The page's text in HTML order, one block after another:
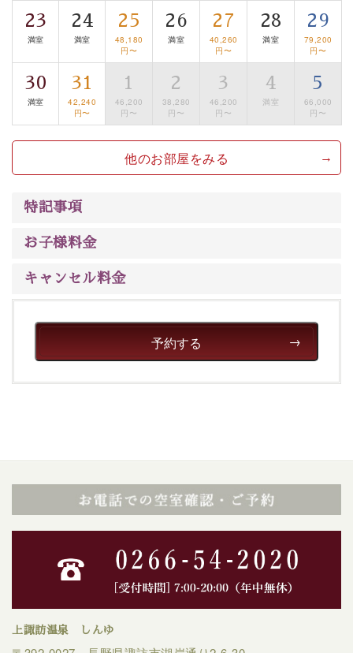
以上が基本プランの内容です。
神秘なる諏訪湖に心癒される時間をお過ごしいただけま
したら幸いです。
23
満室
24
満室
25
48,180
円〜
26
満室
27
40,260
円〜
28
満室
29
79,200
円〜
30
満室
31
42,240
円〜
1
46,200
円〜
2
38,280
円〜
3
46,200
円〜
4
満室
5
66,000
円〜
他のお部屋をみる
特記事項
お子様料金
キャンセル料金
予約する
上諏訪温泉 しんゆ